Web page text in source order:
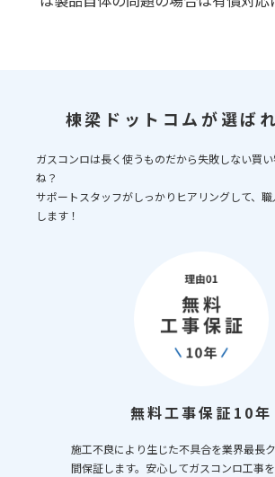
棟梁ドットコムが選ば
ガスコンロは長く使うものだから失敗しない買
ね？
サポートスタッフがしっかりヒアリングして、
します！
無料工事保証10年
施工不良により生じた不具合を業界最長
間保証します。安心してガスコンロ工事